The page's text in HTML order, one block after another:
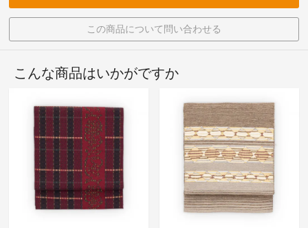
この商品について問い合わせる
こんな商品はいかがですか